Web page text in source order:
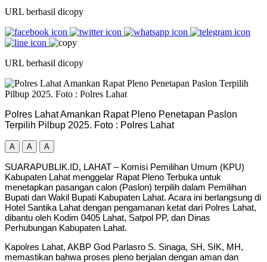
URL berhasil dicopy
URL berhasil dicopy
Polres Lahat Amankan Rapat Pleno Penetapan Paslon
Terpilih Pilbup 2025. Foto : Polres Lahat
A A A
SUARAPUBLIK.ID, LAHAT – Komisi Pemilihan Umum (KPU)
Kabupaten Lahat menggelar Rapat Pleno Terbuka untuk
menetapkan pasangan calon (Paslon) terpilih dalam Pemilihan
Bupati dan Wakil Bupati Kabupaten Lahat. Acara ini berlangsung di
Hotel Santika Lahat dengan pengamanan ketat dari Polres Lahat,
dibantu oleh Kodim 0405 Lahat, Satpol PP, dan Dinas
Perhubungan Kabupaten Lahat.
Kapolres Lahat, AKBP God Parlasro S. Sinaga, SH, SIK, MH,
memastikan bahwa proses pleno berjalan dengan aman dan